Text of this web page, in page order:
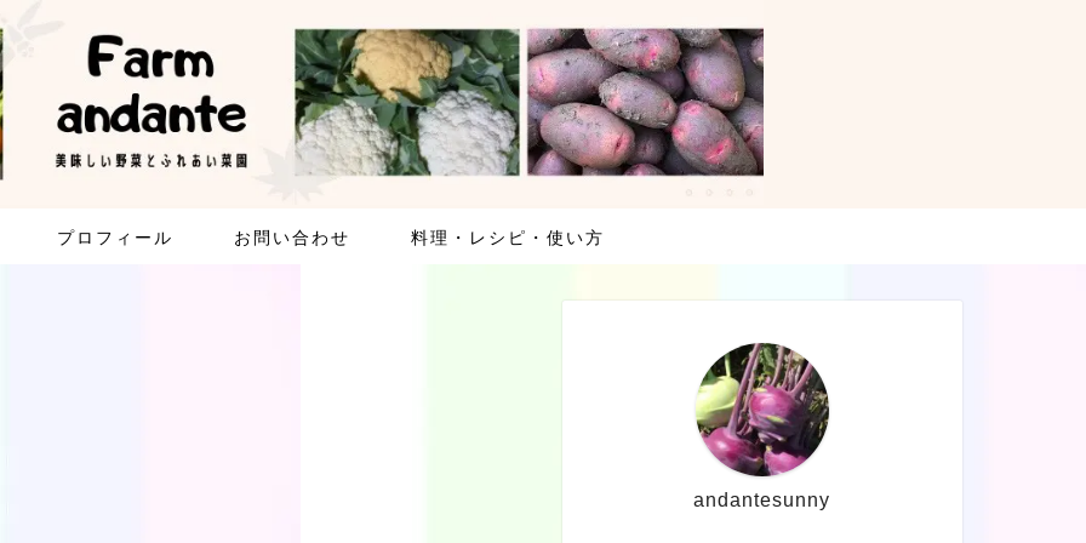
プロフィール お問い合わせ 料理・レシピ・使い方
andantesunny